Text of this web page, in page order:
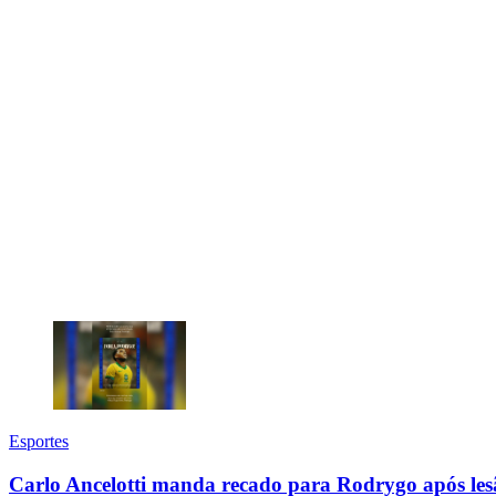
Esportes
Carlo Ancelotti manda recado para Rodrygo após